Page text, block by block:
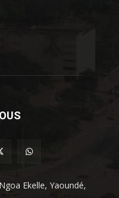
Ekelle, Yaoundé,